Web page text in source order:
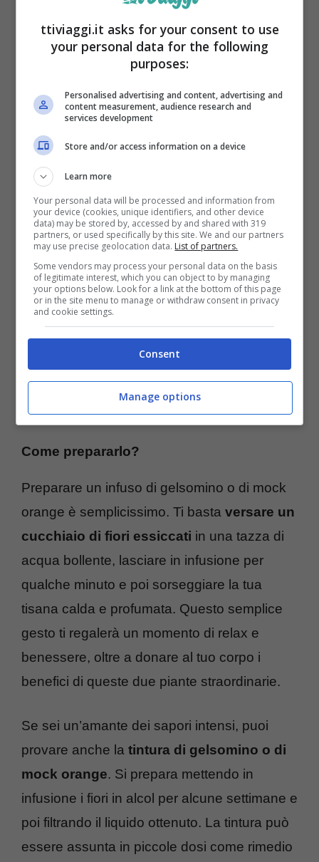
Un infuso di mock orange può aiutare ad
abbassare la pressione sanguigna,
regolare il colesterolo, combattere l’ansia
e lo stress e proteggere la pelle dai
radicali liberi
oltre la semplice bellezza estetica.
Mock Orange – ttiviaggi.it
Come prepararlo?
Preparare un infuso di gelsomino o di mock
orange è semplicissimo. Ti basta versare un
cucchiaio di fiori essiccati in una tazza di
acqua bollente, lasciare in infusione per
qualche minuto e poi sorseggiare la tua
tisana calda e profumata. Questo semplice
gesto ti regalerà un momento di relax e
benessere, oltre a donare al tuo corpo i
benefici di queste due piante straordinarie.
Se sei un’amante dei sapori intensi, puoi
provare anche la tintura di gelsomino o di
mock orange. Si prepara mettendo in
infusione i fiori in alcol per alcune settimane e
poi filtrando il liquido ottenuto. La tintura può
essere assunta in piccole dosi come rimedio
ttiviaggi.it asks for your consent to use
your personal data for the following
purposes:
Personalised advertising and content, advertising and
content measurement, audience research and
services development
Store and/or access information on a device
Learn more
Your personal data will be processed and information from
your device (cookies, unique identifiers, and other device
data) may be stored by, accessed by and shared with 319
partners, or used specifically by this site. We and our partners
may use precise geolocation data. List of partners.
Some vendors may process your personal data on the basis
of legitimate interest, which you can object to by managing
your options below. Look for a link at the bottom of this page
or in the site menu to manage or withdraw consent in privacy
and cookie settings.
Consent
Manage options